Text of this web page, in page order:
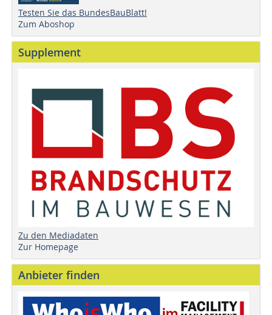
Testen Sie das BundesBauBlatt!
Zum Aboshop
Supplement
Zu den Mediadaten
Zur Homepage
Anbieter finden